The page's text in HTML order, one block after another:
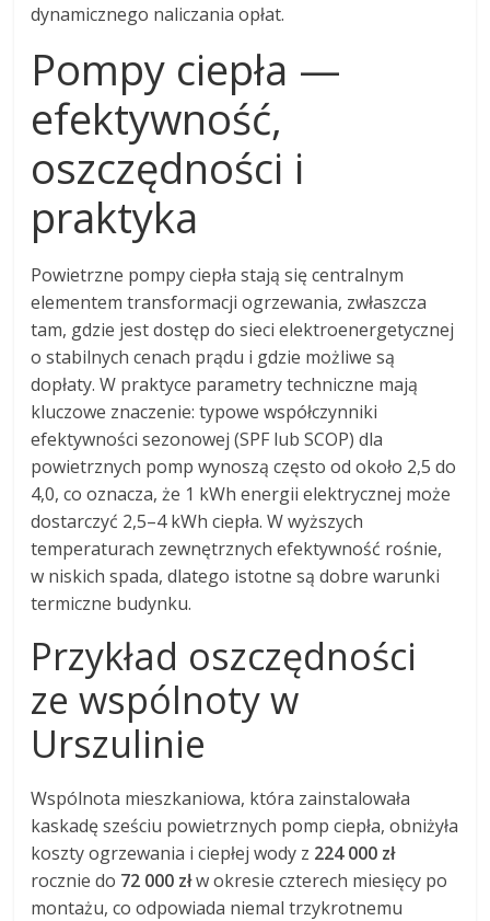
dynamicznego naliczania opłat.
Pompy ciepła —
efektywność,
oszczędności i
praktyka
Powietrzne pompy ciepła stają się centralnym
elementem transformacji ogrzewania, zwłaszcza
tam, gdzie jest dostęp do sieci elektroenergetycznej
o stabilnych cenach prądu i gdzie możliwe są
dopłaty. W praktyce parametry techniczne mają
kluczowe znaczenie: typowe współczynniki
efektywności sezonowej (SPF lub SCOP) dla
powietrznych pomp wynoszą często od około 2,5 do
4,0, co oznacza, że 1 kWh energii elektrycznej może
dostarczyć 2,5–4 kWh ciepła. W wyższych
temperaturach zewnętrznych efektywność rośnie,
w niskich spada, dlatego istotne są dobre warunki
termiczne budynku.
Przykład oszczędności
ze wspólnoty w
Urszulinie
Wspólnota mieszkaniowa, która zainstalowała
kaskadę sześciu powietrznych pomp ciepła, obniżyła
koszty ogrzewania i ciepłej wody z 224 000 zł
rocznie do 72 000 złw okresie czterech miesięcy po
montażu, co odpowiada niemal trzykrotnemu